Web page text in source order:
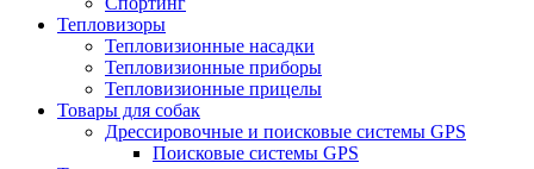
Тепловизоры
Тепловизионные насадки
Тепловизионные приборы
Тепловизионные прицелы
Товары для собак
Дрессировочные и поисковые системы GPS
Поисковые системы GPS